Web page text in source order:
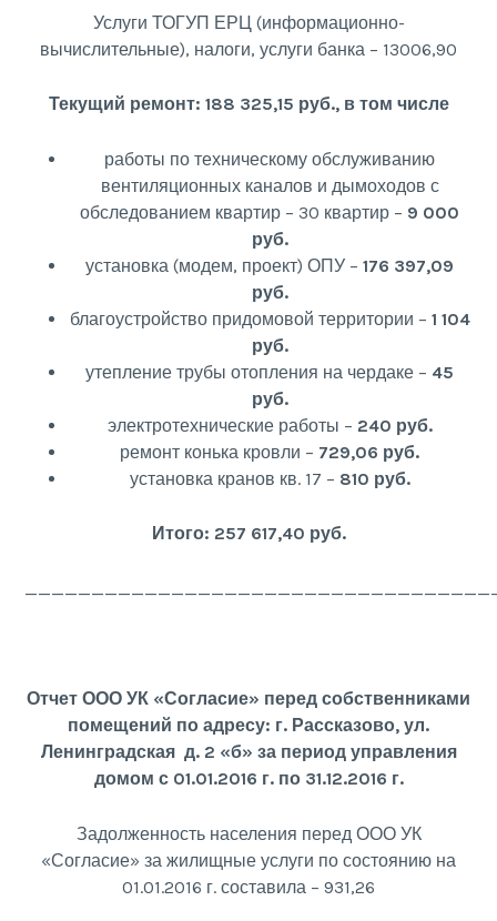
Услуги ТОГУП ЕРЦ (информационно-
вычислительные), налоги, услуги банка – 13006,90
Текущий ремонт: 188 325,15 руб., в том числе
работы по техническому обслуживанию
вентиляционных каналов и дымоходов с
обследованием квартир – 30 квартир – 9 000
руб.
установка (модем, проект) ОПУ –176 397,09
руб.
благоустройство придомовой территории – 1 104
руб.
утепление трубы отопления на чердаке – 45
руб.
электротехнические работы – 240 руб.
ремонт конька кровли – 729,06 руб.
установка кранов кв. 17 – 810 руб.
Итого: 257 617,40 руб.
Отчет ООО УК «Согласие» перед собственниками
помещений по адресу: г. Рассказово, ул.
Ленинградская д. 2 «б» за период управления
домом с 01.01.2016 г. по 31.12.2016 г.
Задолженность населения перед ООО УК
«Согласие» за жилищные услуги по состоянию на
01.01.2016 г. составила – 931,26